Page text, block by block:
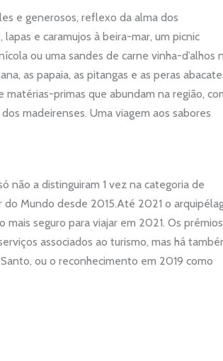
e generosos, reflexo da alma dos
e caramujos à beira-mar, um picnic
ou uma sandes de carne vinha-d’alhos
papaia, as pitangas e as peras
primas que abundam na região,
madeirenses. Uma viagem aos sabores
não a distinguiram 1 vez na categoria de
Mundo desde 2015.Até 2021 o
seguro para viajar em 2021. Os prémios
associados ao turismo, mas há
ou o reconhecimento em 2019 como